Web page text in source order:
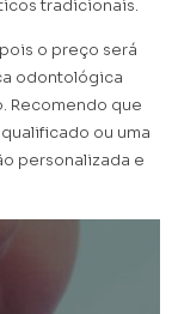
tradicionais.
o preço será
odontológica
Recomendo que
ou uma
personalizada e